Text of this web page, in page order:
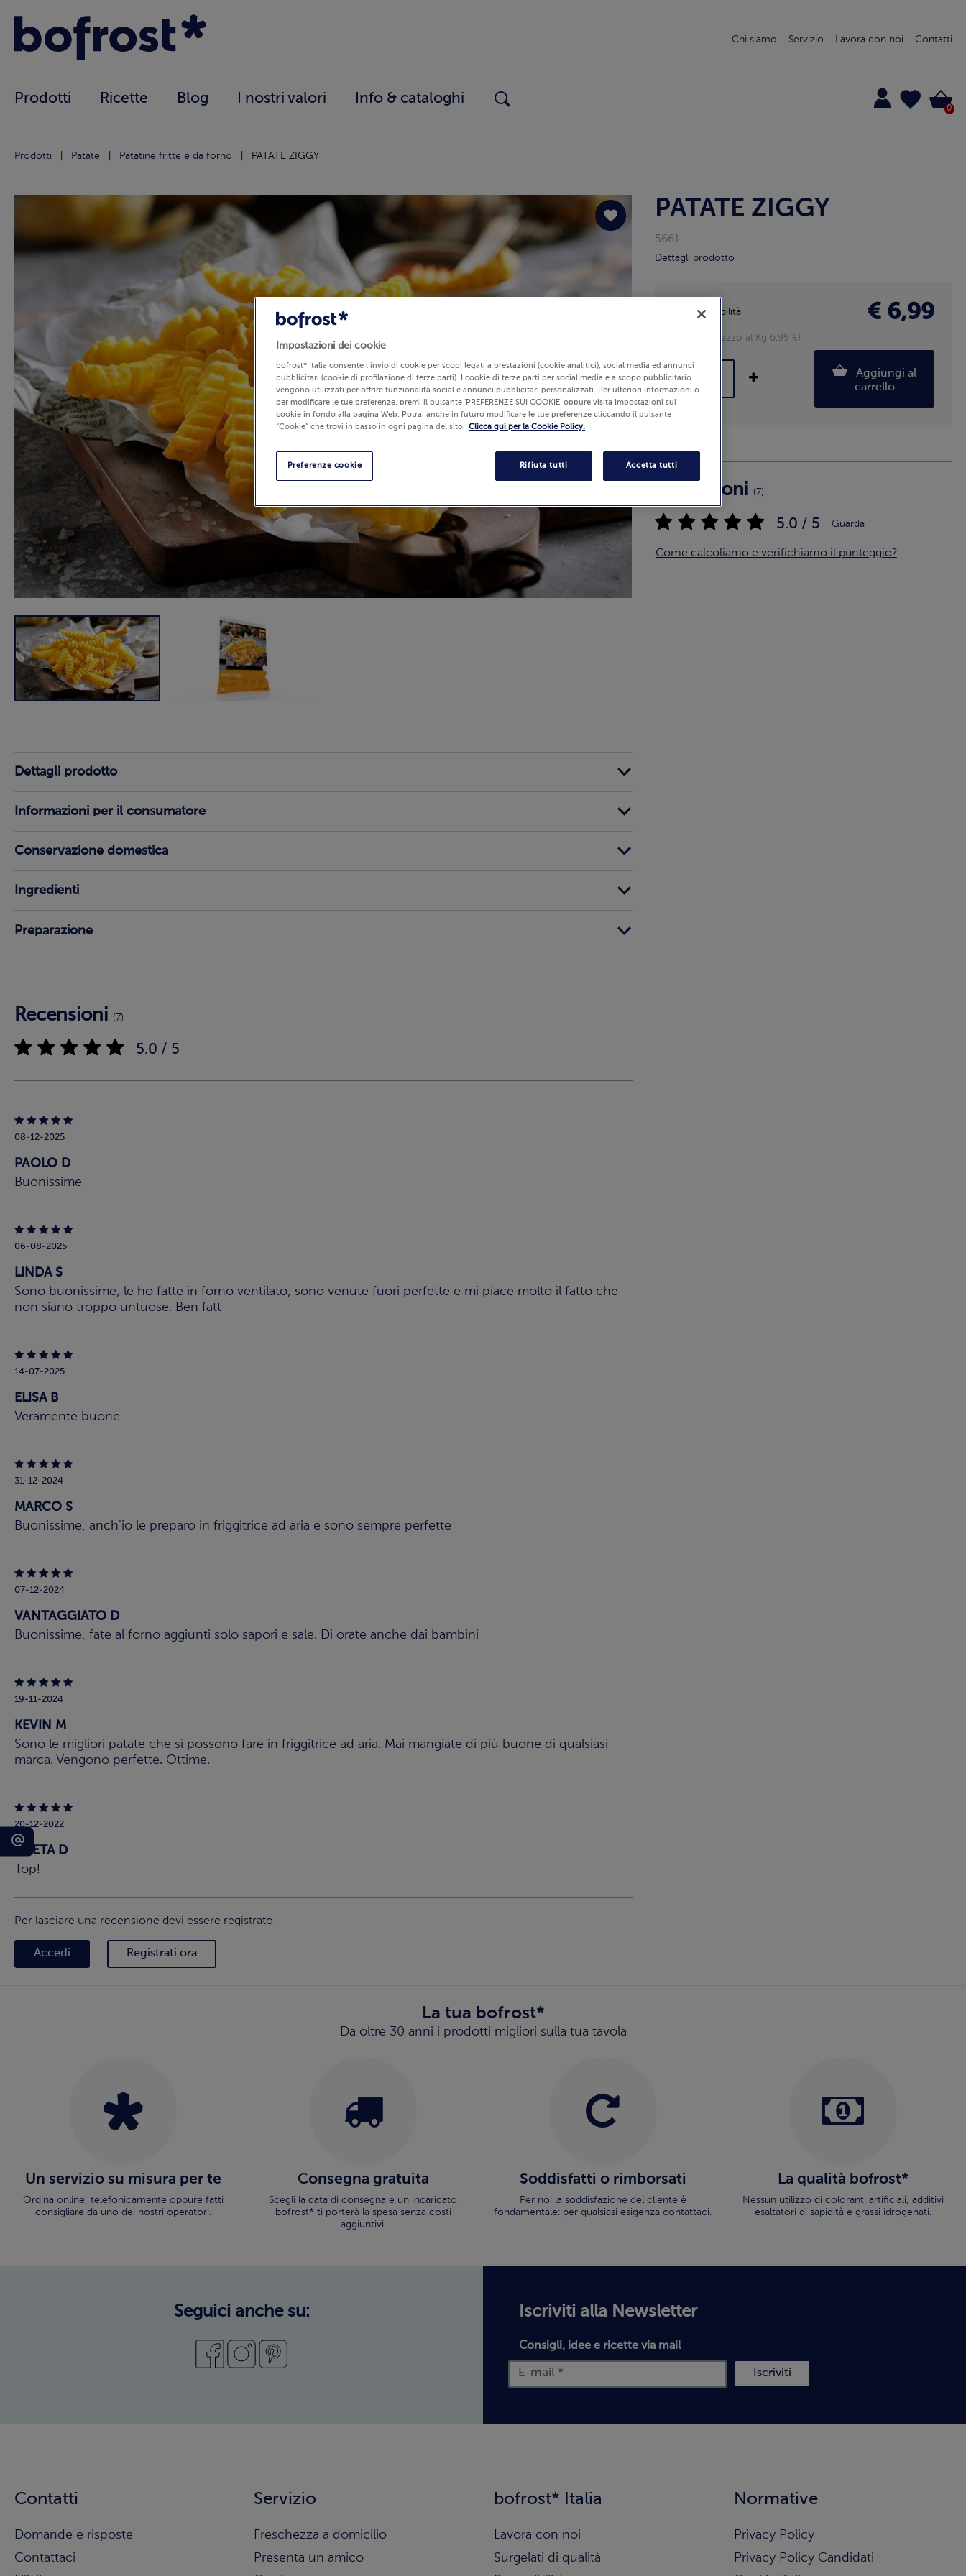
Chi siamo Servizio Lavora con noi Contatti
Prodotti Ricette Blog I nostri valori Info & cataloghi
0
Prodotti Patate Patatine fritte e da forno PATATE ZIGGY
PATATE ZIGGY
5661
Dettagli prodotto
Disponibilità € 6,99
1000 g (Prezzo al Kg 6.99 €)
Aggiungi al
carrello
Recensioni (7)
5.0 / 5 Guarda
Come calcoliamo e verifichiamo il punteggio?
Dettagli prodotto
Informazioni per il consumatore
Conservazione domestica
Ingredienti
Preparazione
Recensioni (7)
5.0 / 5
08-12-2025
PAOLO D
Buonissime
06-08-2025
LINDA S
Sono buonissime, le ho fatte in forno ventilato, sono venute fuori perfette e mi piace molto il fatto che
non siano troppo untuose. Ben fatt
14-07-2025
ELISA B
Veramente buone
31-12-2024
MARCO S
Buonissime, anch'io le preparo in friggitrice ad aria e sono sempre perfette
07-12-2024
VANTAGGIATO D
Buonissime, fate al forno aggiunti solo sapori e sale. Di orate anche dai bambini
19-11-2024
KEVIN M
Sono le migliori patate che si possono fare in friggitrice ad aria. Mai mangiate di più buone di qualsiasi
marca. Vengono perfette. Ottime.
20-12-2022
GRETA D
Top!
Per lasciare una recensione devi essere registrato
Accedi Registrati ora
La tua bofrost*
Da oltre 30 anni i prodotti migliori sulla tua tavola
Un servizio su misura per te
Ordina online, telefonicamente oppure fatti
consigliare da uno dei nostri operatori.
Consegna gratuita
Scegli la data di consegna e un incaricato
bofrost* ti porterà la spesa senza costi
aggiuntivi.
Soddisfatti o rimborsati
Per noi la soddisfazione del cliente è
fondamentale: per qualsiasi esigenza contattaci.
La qualità bofrost*
Nessun utilizzo di coloranti artificiali, additivi
esaltatori di sapidità e grassi idrogenati.
Contatti
Domande e risposte
Contattaci
Servizio
Freschezza a domicilio
Presenta un amico
bofrost* Italia
Lavora con noi
Surgelati di qualità
Normative
Privacy Policy
Privacy Policy Candidati
Seguici anche su: Iscriviti alla Newsletter
Consigli, idee e ricette via mail
Iscriviti
Impostazioni dei cookie
bofrost* Italia consente l’invio di cookie per scopi legati a prestazioni (cookie analitici), social media ed annunci
pubblicitari (cookie di profilazione di terze parti). I cookie di terze parti per social media e a scopo pubblicitario
vengono utilizzati per offrire funzionalità social e annunci pubblicitari personalizzati. Per ulteriori informazioni o
per modificare le tue preferenze, premi il pulsante 'PREFERENZE SUI COOKIE' oppure visita Impostazioni sui
cookie in fondo alla pagina Web. Potrai anche in futuro modificare le tue preferenze cliccando il pulsante
“Cookie” che trovi in basso in ogni pagina del sito. Clicca qui per la Cookie Policy.
Rifiuta tutti Accetta tutti
Preferenze cookie